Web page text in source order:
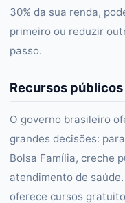
30% da sua renda,
primeiro ou reduzir
passo.
Recursos
O governo brasileiro
grandes decisões:
Bolsa Família, creche
atendimento de saúde.
oferece cursos